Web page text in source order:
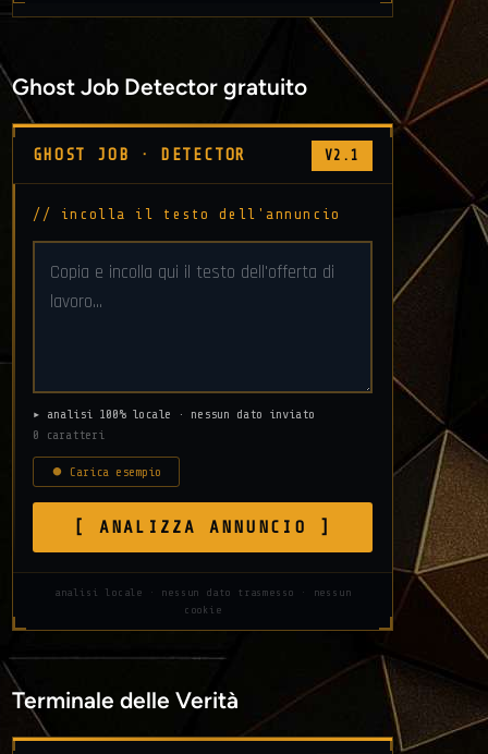
Ghost Job Detector gratuito
GHOST JOB · DETECTOR V2.1
// incolla il testo dell'annuncio
▸ analisi 100% locale · nessun dato inviato
0 caratteri
⏺ Carica esempio
[ ANALIZZA ANNUNCIO ]
analisi locale · nessun dato trasmesso · nessun
cookie
Terminale delle Verità